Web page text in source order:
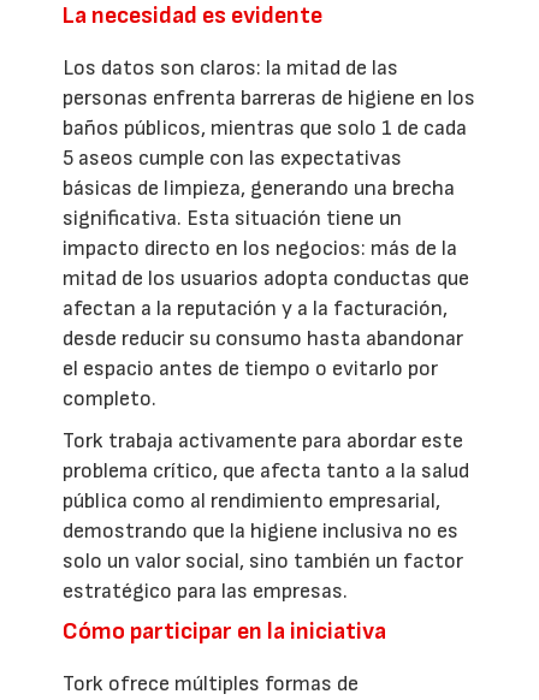
La necesidad es evidente
Los datos son claros: la mitad de las
personas enfrenta barreras de higiene en los
baños públicos, mientras que solo 1 de cada
5 aseos cumple con las expectativas
básicas de limpieza, generando una brecha
significativa. Esta situación tiene un
impacto directo en los negocios: más de la
mitad de los usuarios adopta conductas que
afectan a la reputación y a la facturación,
desde reducir su consumo hasta abandonar
el espacio antes de tiempo o evitarlo por
completo.
Tork trabaja activamente para abordar este
problema crítico, que afecta tanto a la salud
pública como al rendimiento empresarial,
demostrando que la higiene inclusiva no es
solo un valor social, sino también un factor
estratégico para las empresas.
Cómo participar en la iniciativa
Tork ofrece múltiples formas de